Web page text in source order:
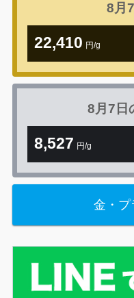
8月
22,410 円/g
8月7日
8,527 円/g
金・プ